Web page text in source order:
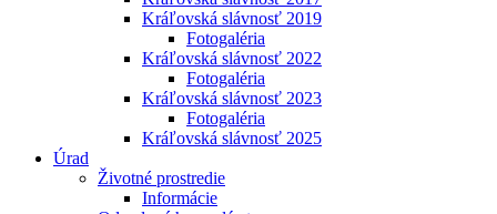
Kráľovská slávnosť 2019
Fotogaléria
Kráľovská slávnosť 2022
Fotogaléria
Kráľovská slávnosť 2023
Fotogaléria
Kráľovská slávnosť 2025
Úrad
Životné prostredie
Informácie